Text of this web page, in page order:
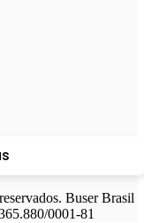
Buser Brasil
0001-81